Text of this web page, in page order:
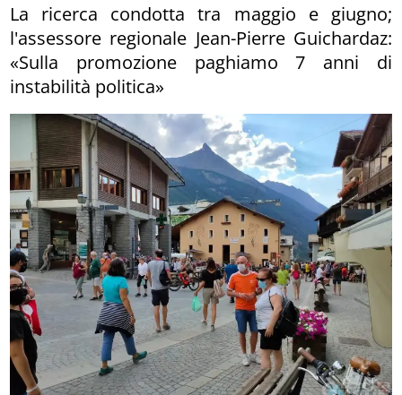
La ricerca condotta tra maggio e giugno;
l'assessore regionale Jean-Pierre Guichardaz:
«Sulla promozione paghiamo 7 anni di
instabilità politica»